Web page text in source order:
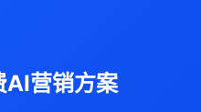
AI营销方案